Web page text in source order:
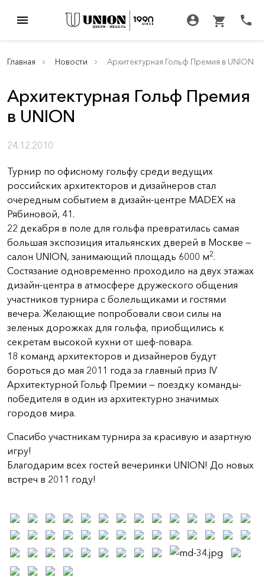
menu account_circle shopping_cart call
Главная Новости Архитектурная Гольф Премия в UNION
Архитектурная Гольф Премия
в UNION
24.12.2010
Турнир по офисному гольфу среди ведущих
российских архитекторов и дизайнеров стал
очередным событием в дизайн-центре MADEX на
Рябиновой, 41.
22 декабря в поле для гольфа превратилась самая
большая экспозиция итальянских дверей в Москве —
салон UNION, занимающий площадь 6000 м2.
Состязание одновременно проходило на двух этажах
дизайн-центра в атмосфере дружеского общения
участников турнира с болельщиками и гостями
вечера. Желающие попробовали свои силы на
зеленых дорожках для гольфа, приобщились к
секретам высокой кухни от шеф-повара.
18 команд архитекторов и дизайнеров будут
бороться до мая 2011 года за главный приз IV
Архитектурной Гольф Премии — поездку команды-
победителя в один из архитектурно значимых
городов мира.
Спасибо участникам турнира за красивую и азартную
игру!
Благодарим всех гостей вечеринки UNION! До новых
встреч в 2011 году!